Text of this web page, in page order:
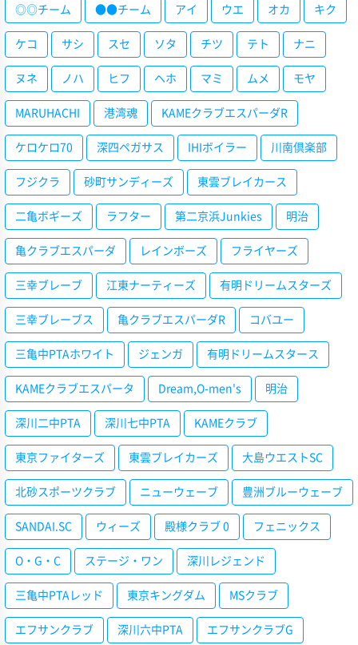
◎◎チーム ●●チーム アイ ウエ オカ キク
ケコ サシ スセ ソタ チツ テト ナニ
ヌネ ノハ ヒフ ヘホ マミ ムメ モヤ
MARUHACHI 港湾魂 KAMEクラブエスパーダR
ケロケロ70 深四ペガサス IHIボイラー 川南倶楽部
フジクラ 砂町サンディーズ 東雲ブレイカース
二亀ボギーズ ラフター 第二京浜Junkies 明治
亀クラブエスパーダ レインボーズ フライヤーズ
三幸ブレーブ 江東ナーティーズ 有明ドリームスターズ
三幸ブレーブス 亀クラブエスパーダR コバユー
三亀中PTAホワイト ジェンガ 有明ドリームスタース
KAMEクラブエスパータ Dream,O-men's 明治
深川二中PTA 深川七中PTA KAMEクラブ
東京ファイターズ 東雲ブレイカーズ 大島ウエストSC
北砂スポーツクラブ ニューウェーブ 豊洲ブルーウェーブ
SANDAI.SC ウィーズ 殿様クラブ 0 フェニックス
O・G・C ステージ・ワン 深川レジェンド
三亀中PTAレッド 東京キングダム MSクラブ
エフサンクラブ 深川六中PTA エフサンクラブG